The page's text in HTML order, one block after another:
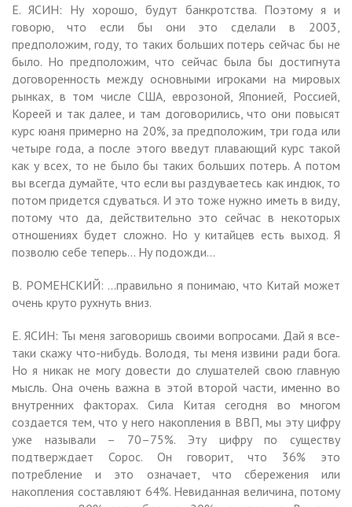
Е. ЯСИН: Ну хорошо, будут банкротства. Поэтому я и
говорю, что если бы они это сделали в 2003,
предположим, году, то таких больших потерь сейчас бы не
было. Но предположим, что сейчас была бы достигнута
договоренность между основными игроками на мировых
рынках, в том числе США, еврозоной, Японией, Россией,
Кореей и так далее, и там договорились, что они повысят
курс юаня примерно на 20%, за предположим, три года или
четыре года, а после этого введут плавающий курс такой
как у всех, то не было бы таких больших потерь. А потом
вы всегда думайте, что если вы раздуваетесь как индюк, то
потом придется сдуваться. И это тоже нужно иметь в виду,
потому что да, действительно это сейчас в некоторых
отношениях будет сложно. Но у китайцев есть выход. Я
позволю себе теперь… Ну подожди…
В. РОМЕНСКИЙ: …правильно я понимаю, что Китай может
очень круто рухнуть вниз.
Е. ЯСИН: Ты меня заговоришь своими вопросами. Дай я все-
таки скажу что-нибудь. Володя, ты меня извини ради бога.
Но я никак не могу довести до слушателей свою главную
мысль. Она очень важна в этой второй части, именно во
внутренних факторах. Сила Китая сегодня во многом
создается тем, что у него накопления в ВВП, мы эту цифру
уже называли – 70–75%. Эту цифру по существу
подтверждает Сорос. Он говорит, что 36% это
потребление и это означает, что сбережения или
накопления составляют 64%. Невиданная величина, потому